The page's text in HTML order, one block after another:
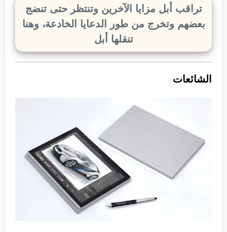
تراقب أبل مزايا الآخرين وتنتظر حتى تنضج
بعضهم وتخرج من طور الدعايا الخادعة، وهنا
تنقلها أبل
الشائعات